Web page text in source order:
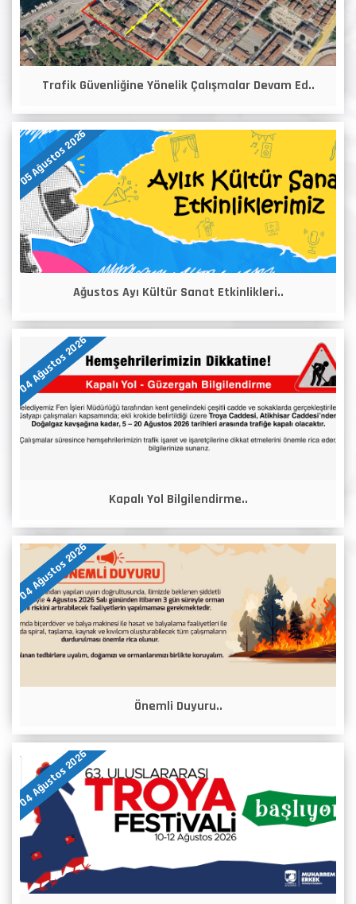
Trafik Güvenliğine Yönelik Çalışmalar Devam Ed..
05 Ağustos 2026
Ağustos Ayı Kültür Sanat Etkinlikleri..
04 Ağustos 2026
Kapalı Yol Bilgilendirme..
04 Ağustos 2026
Önemli Duyuru..
04 Ağustos 2026